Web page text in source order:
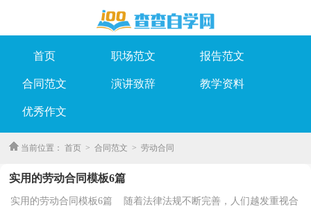
首页 职场范文 报告范文
合同范文 演讲致辞 教学资料
优秀作文
当前位置： 首页 > 合同范文 > 劳动合同
实用的劳动合同模板6篇
实用的劳动合同模板6篇 随着法律法规不断完善，人们越发重视合